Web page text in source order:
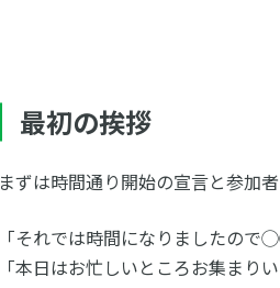
最初の挨拶
まずは時間通り開始の宣言と参加
「それでは時間になりましたの
「本日はお忙しいところお集まり